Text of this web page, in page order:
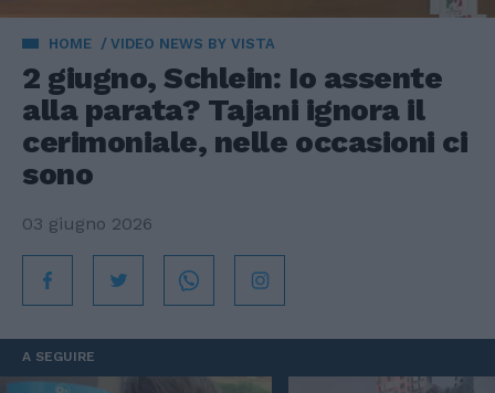
HOME VIDEO NEWS BY VISTA
2 giugno, Schlein: Io assente
alla parata? Tajani ignora il
cerimoniale, nelle occasioni ci
sono
03 giugno 2026
A SEGUIRE